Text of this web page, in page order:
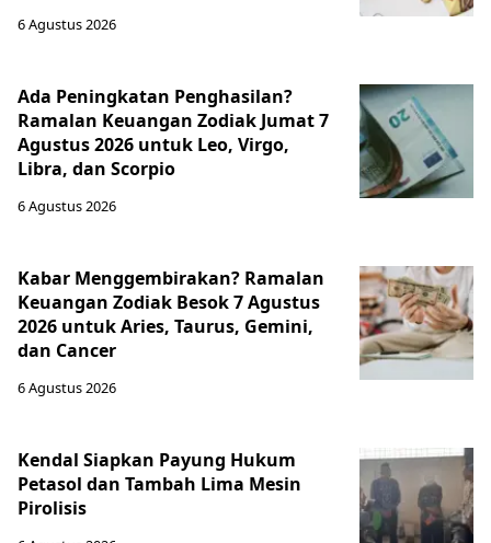
6 Agustus 2026
Ada Peningkatan Penghasilan?
Ramalan Keuangan Zodiak Jumat 7
Agustus 2026 untuk Leo, Virgo,
Libra, dan Scorpio
6 Agustus 2026
Kabar Menggembirakan? Ramalan
Keuangan Zodiak Besok 7 Agustus
2026 untuk Aries, Taurus, Gemini,
dan Cancer
6 Agustus 2026
Kendal Siapkan Payung Hukum
Petasol dan Tambah Lima Mesin
Pirolisis